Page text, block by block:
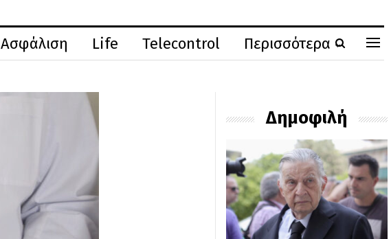
Ασφάλιση Life Telecontrol Περισσότερα
Δημοφιλή